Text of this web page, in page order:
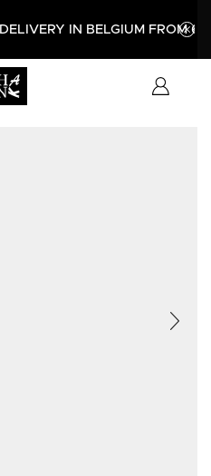
IN BELGIUM FROM 60€